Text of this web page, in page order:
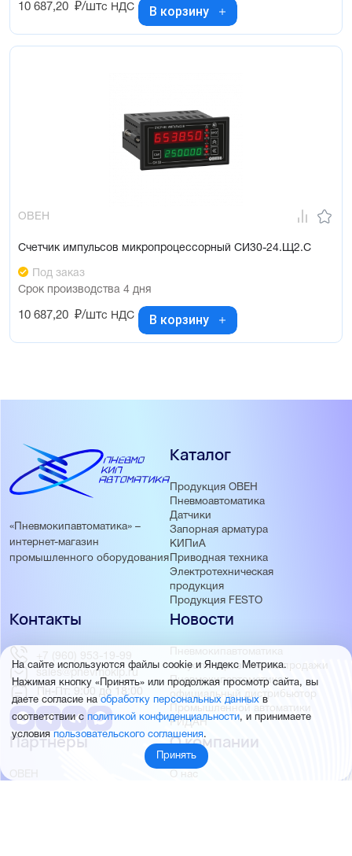
10 687,20 ₽/штс НДС В корзину
ОВЕН
Счетчик импульсов микропроцессорный СИ30-24.Щ2.С
Под заказ
Срок производства 4 дня
10 687,20 ₽/штс НДС В корзину
«Пневмокипавтоматика» –
интернет-магазин
промышленного оборудования
Каталог
Продукция ОВЕН
Пневмоавтоматика
Датчики
Запорная арматура
КИПиА
Приводная техника
Электротехническая
продукция
Продукция FESTO
Новости
Пневмокипавтоматика
запустила розничные продажи
Пневмокипавтоматика –
официальный дистрибьютор
Промышленной автоматики
РИДАН
Партнёры
ОВЕН
О компании
О нас
Контакты
+7 (960) 953-19-99
sales@pnevmokip.ru
Пн-Пт: 9:00 до 18:00
На сайте используются файлы cookie и Яндекс Метрика.
Нажимая кнопку «Принять» или продолжая просмотр сайта, вы
даете согласие наобработку персональных данных в
соответствии с политикой конфиденциальности, и принимаете
условия пользовательского соглашения.
Принять